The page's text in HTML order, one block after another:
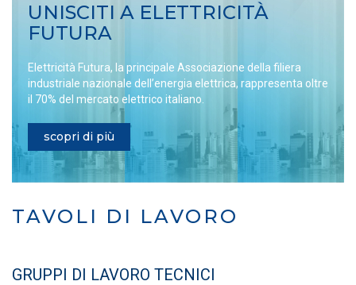
UNISCITI A ELETTRICITÀ
FUTURA
Elettricità Futura, la principale Associazione della filiera
industriale nazionale dell’energia elettrica, rappresenta oltre
il 70% del mercato elettrico italiano.
scopri di più
TAVOLI DI LAVORO
GRUPPI DI LAVORO TECNICI